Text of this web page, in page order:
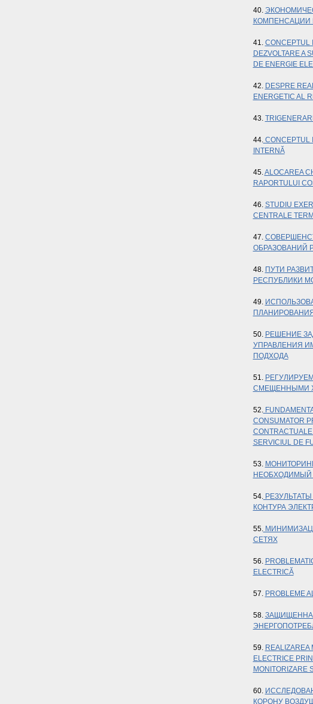
40.
КОМПЕНСАЦИИ
41. CONCEPTUL
DEZVOLTARE A
DE ENERGIE
42. DESPRE
ENERGETIC AL
43.
44.CONCEPTUL
INTERNĂ
45.ALOCAREA
RAPORTULUI
46. STUDIU
CENTRALE
47.
ОБРАЗОВАНИЙ
48. ПУТИ
РЕСПУБЛИКИ
49.
50. РЕШЕНИЕ
УПРАВЛЕНИЯ
ПОДХОДА
51.
СМЕЩЕННЫМИ
52.
CONSUMATOR
SERVICIUL DE
53.
54.
КОНТУРА
55.
СЕТЯХ
56.
ELECTRICĂ
57. PROBLEME
58.
59. REALIZAREA
ELECTRICE
MONITORIZARE
60.
КОРОНУ